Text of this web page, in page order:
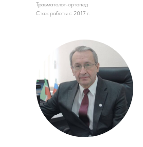
Травматолог-ортопед
Стаж работы с 2017 г.